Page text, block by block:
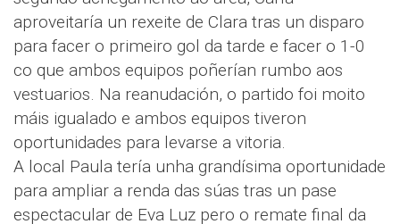
aproveitaría un rexeite de Clara tras un disparo
para facer o primeiro gol da tarde e facer o 1-0
co que ambos equipos poñerían rumbo aos
vestuarios. Na reanudación, o partido foi moito
máis igualado e ambos equipos tiveron
oportunidades para levarse a vitoria.
A local Paula tería unha grandísima oportunidade
para ampliar a renda das súas tras un pase
espectacular de Eva Luz pero o remate final da